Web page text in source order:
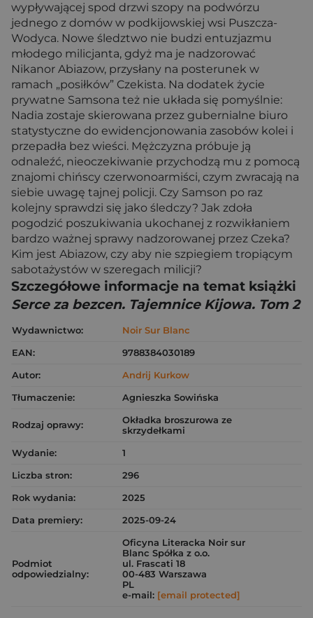
wypływającej spod drzwi szopy na podwórzu
jednego z domów w podkijowskiej wsi Puszcza-
Wodyca. Nowe śledztwo nie budzi entuzjazmu
młodego milicjanta, gdyż ma je nadzorować
Nikanor Abiazow, przysłany na posterunek w
ramach „posiłków” Czekista. Na dodatek życie
prywatne Samsona też nie układa się pomyślnie:
Nadia zostaje skierowana przez gubernialne biuro
statystyczne do ewidencjonowania zasobów kolei i
przepadła bez wieści. Mężczyzna próbuje ją
odnaleźć, nieoczekiwanie przychodzą mu z pomocą
znajomi chińscy czerwonoarmiści, czym zwracają na
siebie uwagę tajnej policji. Czy Samson po raz
kolejny sprawdzi się jako śledczy? Jak zdoła
pogodzić poszukiwania ukochanej z rozwikłaniem
bardzo ważnej sprawy nadzorowanej przez Czeka?
Kim jest Abiazow, czy aby nie szpiegiem tropiącym
sabotażystów w szeregach milicji?
Szczegółowe informacje na temat książki
Serce za bezcen. Tajemnice Kijowa. Tom 2
Wydawnictwo:
Noir Sur Blanc
EAN:
9788384030189
Autor:
Andrij Kurkow
Tłumaczenie:
Agnieszka Sowińska
Rodzaj oprawy:
Okładka broszurowa ze
skrzydełkami
Wydanie:
1
Liczba stron:
296
Rok wydania:
2025
Data premiery:
2025-09-24
Podmiot
odpowiedzialny:
Oficyna Literacka Noir sur
Blanc Spółka z o.o.
ul. Frascati 18
00-483 Warszawa
PL
e-mail: [email protected]